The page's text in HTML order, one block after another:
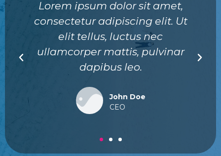
Lorem ipsum dolor sit amet,
consectetur adipiscing elit. Ut
elit tellus, luctus nec
ullamcorper mattis, pulvinar
dapibus leo.
John Doe
CEO